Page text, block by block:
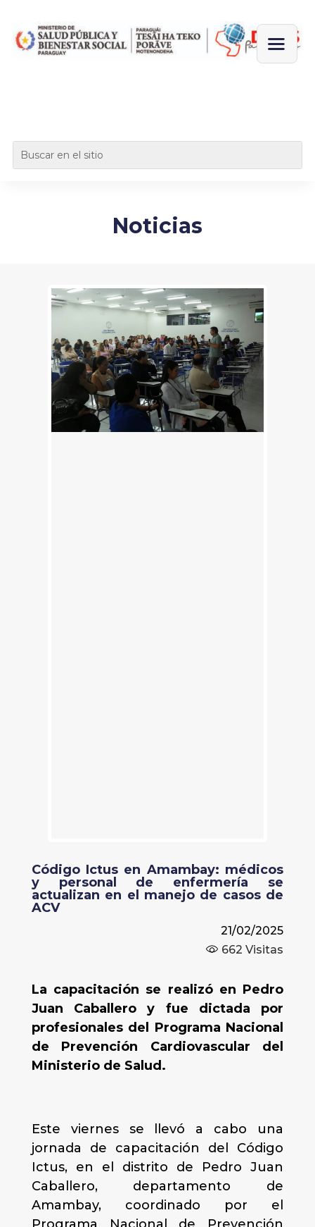
Noticias
Código Ictus en Amambay: médicos
y personal de enfermería se
actualizan en el manejo de casos de
ACV
21/02/2025
662 Visitas
La capacitación se realizó en Pedro
Juan Caballero y fue dictada por
profesionales del Programa Nacional
de Prevención Cardiovascular del
Ministerio de Salud.
Este viernes se llevó a cabo una
jornada de capacitación del Código
Ictus, en el distrito de Pedro Juan
Caballero, departamento de
Amambay, coordinado por el